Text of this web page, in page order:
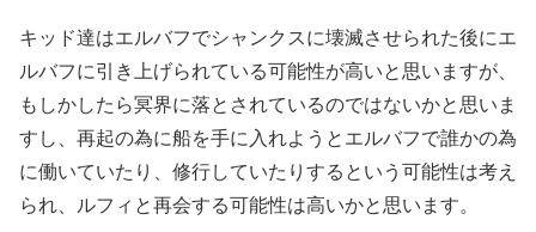
キッド達はエルバフでシャンクスに壊滅させられた後にエ
ルバフに引き上げられている可能性が高いと思いますが、
もしかしたら冥界に落とされているのではないかと思いま
すし、再起の為に船を手に入れようとエルバフで誰かの為
に働いていたり、修行していたりするという可能性は考え
られ、ルフィと再会する可能性は高いかと思います。